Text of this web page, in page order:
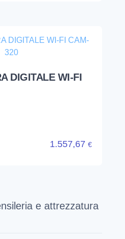
DIGITALE WI-FI
1.557,67 €
e attrezzatura